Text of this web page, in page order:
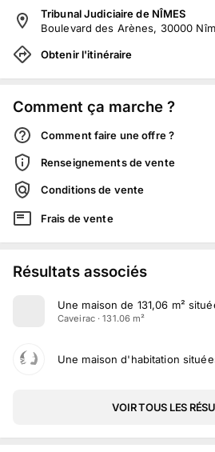
Tribunal Judiciaire de NÎMES
Boulevard des Arènes, 30000
Obtenir l'itinéraire
Comment ça marche ?
Comment faire une offre ?
Renseignements de vente
Conditions de vente
Frais de vente
Résultats associés
Une maison de 131,06 m²
Caveirac · 131.06 m²
Une maison d'habitation
VOIR TOUS LES